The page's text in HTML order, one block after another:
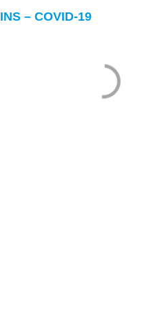
INS – COVID-19